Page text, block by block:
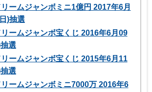
ームジャンボミニ1億円 2017年6月
)抽選
ームジャンボ宝くじ 2016年6月09
選
ームジャンボ宝くじ 2015年6月11
選
ームジャンボミニ7000万 2016年6